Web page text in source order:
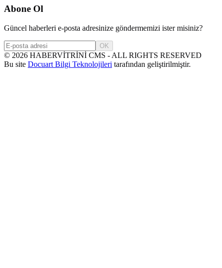
Abone Ol
Güncel haberleri e-posta adresinize göndermemizi ister misiniz?
OK
© 2026 HABERVİTRİNİ CMS - ALL RIGHTS RESERVED
Bu site Docuart Bilgi Teknolojileri tarafından geliştirilmiştir.